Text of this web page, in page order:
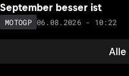
Alle
September besser ist
MOTOGP 06.08.2026 - 10:22